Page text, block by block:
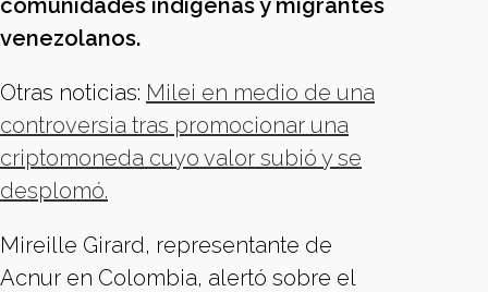
comunidades indígenas y migrantes
venezolanos.
Otras noticias: Milei en medio de una
controversia tras promocionar una
criptomoneda cuyo valor subió y se
desplomó.
Mireille Girard, representante de
Acnur en Colombia, alertó sobre el